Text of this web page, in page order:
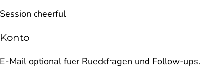
Session cheerful
Konto
E-Mail optional fuer Rueckfragen und Follow-ups.